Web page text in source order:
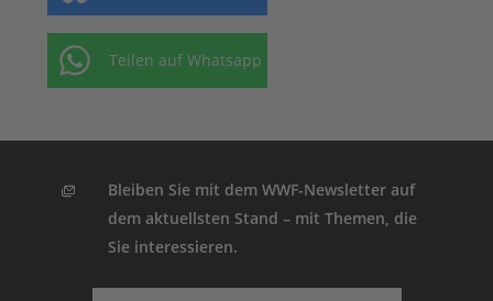
Teilen auf Whatsapp
Bleiben Sie mit dem WWF-Newsletter auf
dem aktuellsten Stand – mit Themen, die
Sie interessieren.